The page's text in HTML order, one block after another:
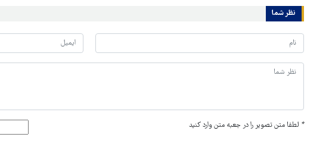
نظر شما
* لطفا متن تصویر را در جعبه متن وارد کنید